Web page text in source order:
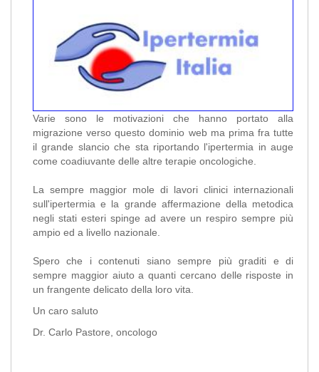
Varie sono le motivazioni che hanno portato alla
migrazione verso questo dominio web ma prima fra tutte
il grande slancio che sta riportando l'ipertermia in auge
come coadiuvante delle altre terapie oncologiche.
La sempre maggior mole di lavori clinici internazionali
sull'ipertermia e la grande affermazione della metodica
negli stati esteri spinge ad avere un respiro sempre più
ampio ed a livello nazionale.
Spero che i contenuti siano sempre più graditi e di
sempre maggior aiuto a quanti cercano delle risposte in
un frangente delicato della loro vita.
Un caro saluto
Dr. Carlo Pastore, oncologo